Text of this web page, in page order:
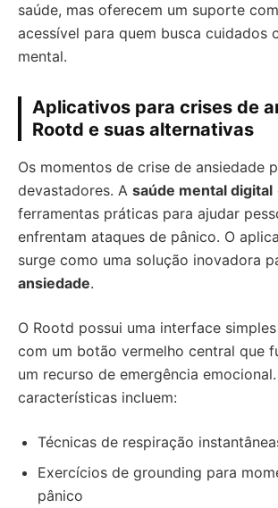
saúde, mas oferecem um suporte
acessível para quem busca cuidados
mental.
Aplicativos para crises de
Rootd e suas alternativas
Os momentos de crise de ansiedade
devastadores. A saúde mental digital
ferramentas práticas para ajudar
enfrentam ataques de pânico. O
surge como uma solução inovadora
ansiedade.
O Rootd possui uma interface
com um botão vermelho central que
um recurso de emergência
características incluem:
Técnicas de respiração
Exercícios de grounding para
pânico